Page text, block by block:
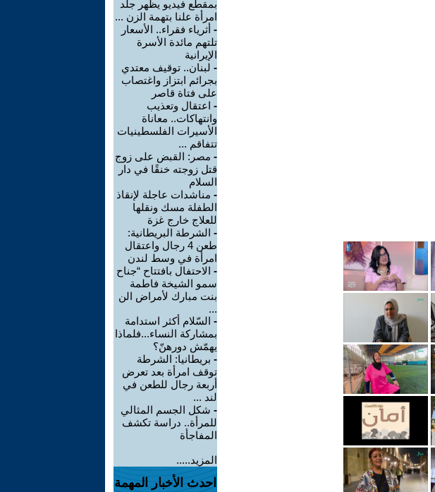
بمقطع فيديو يظهر جلد
امرأة علنا بتهمة الزن ...
- أثرياء فقراء.. الأسعار
تلتهم مائدة الأسرة
الإيرانية
- لبنان.. توقيف معتدي
بجرائم ابتزاز واغتصاب
على فتاة قاصر
- اعتقال وتعذيب
وانتهاكات.. معاناة
الأسيرات الفلسطينيات
تتفاقم ...
- مصر: القبض على زوج
قتل زوجته خنقًا في دار
السلام
- مناشدات عاجلة لإنقاذ
الطفلة مسك ونقلها
للعلاج خارج غزة
- الشرطة البريطانية:
طعن 4 رجال واعتقال
امرأة في وسط لندن
- الاحتفال بافتتاح “جناح
سمو الشيخة فاطمة
بنت مبارك لأمراض الن
...
- السّلام أكثر استدامة
بمشاركة النساء...فلماذا
يهمّش دورهنّ؟
- بريطانيا: الشرطة
توقف امرأة بعد تعرض
أربعة رجال للطعن في
لند ...
- شكل الجسم المثالي
للمرأة.. دراسة تكشف
المفاجأة
المزيد.....
احدث الأخبار المهمة